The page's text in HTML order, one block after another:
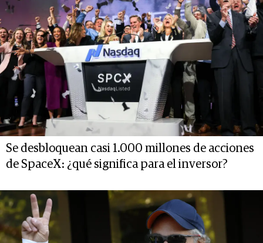
Se desbloquean casi 1.000 millones de acciones
de SpaceX: ¿qué significa para el inversor?